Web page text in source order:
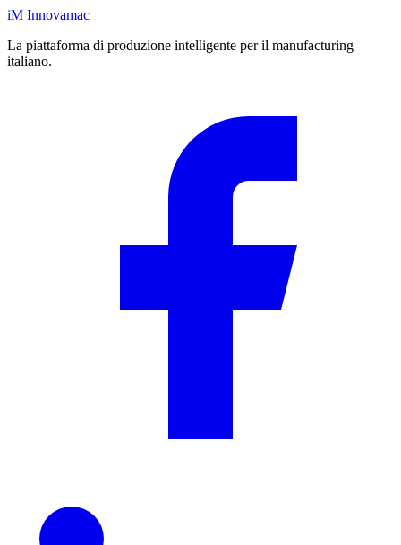
iM Innovamac
La piattaforma di produzione intelligente per il manufacturing
italiano.